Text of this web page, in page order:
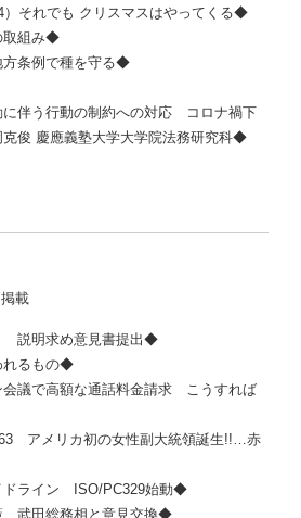
それでも クリスマスはやってくる◆
取組み◆
条例で種を守る◆
伴う行動の制約への対応 コロナ禍下
俊 慶應義塾大学大学院法務研究科◆
載
説明求め意見書提出◆
れるもの◆
議で高額な通話料金請求 こうすれば
アメリカ初の女性副大統領誕生!!…赤
ドライン ISO/PC329始動◆
武田総務相と意見交換◆